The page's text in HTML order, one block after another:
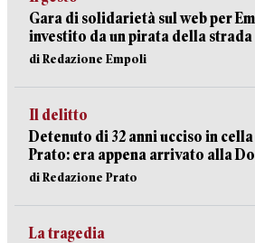
Gara di solidarietà sul web per
investito da un pirata della strada
di Redazione Empoli
Il delitto
Detenuto di 32 anni ucciso in
Prato: era appena arrivato alla
di Redazione Prato
La tragedia